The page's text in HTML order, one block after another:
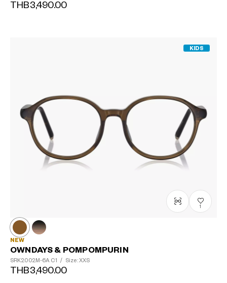
THB3,490.00
KIDS
1
NEW
OWNDAYS & POMPOMPURIN
SRK2002M-6A C1 / Size: XXS
THB3,490.00